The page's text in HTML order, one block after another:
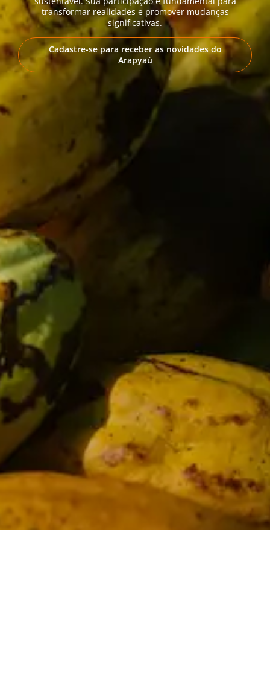
transformar realidades e promover mudanças
significativas.
Cadastre-se para receber as novidades do
Arapyaú